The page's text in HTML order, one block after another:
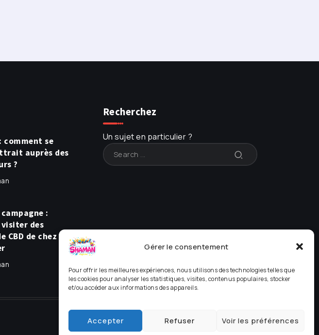
Gérer le consentement
Pour offrir les meilleures expériences, nous utilisons des technologies telles que
les cookies pour analyser les statistiques, visites, contenus populaires, stocker
et/ou accéder aux informations des appareils.
Accepter Refuser Voir les préférences
comment se
auprès des
?
:
des
CBD de chez
Recherchez
Un sujet en particulier ?
Masterclass by Panda